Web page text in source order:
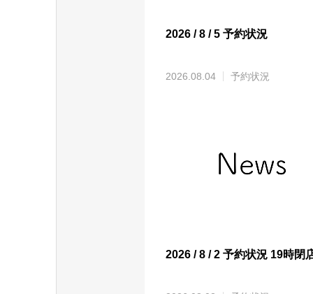
2026 / 8 / 5 予約状況
2026.08.04 予約状況
2026 / 8 / 2 予約状況 19時閉